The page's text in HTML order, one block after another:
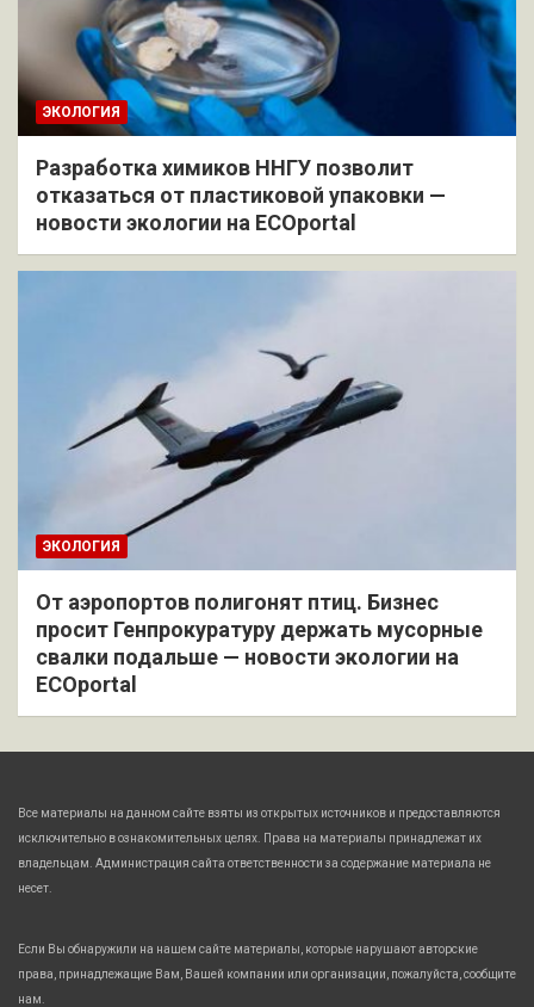
ЭКОЛОГИЯ
Разработка химиков ННГУ позволит
отказаться от пластиковой упаковки —
новости экологии на ECOportal
ЭКОЛОГИЯ
От аэропортов полигонят птиц. Бизнес
просит Генпрокуратуру держать мусорные
свалки подальше — новости экологии на
ECOportal
Все материалы на данном сайте взяты из открытых источников и предоставляются
исключительно в ознакомительных целях. Права на материалы принадлежат их
владельцам. Администрация сайта ответственности за содержание материала не
несет.
Если Вы обнаружили на нашем сайте материалы, которые нарушают авторские
права, принадлежащие Вам, Вашей компании или организации, пожалуйста, сообщите
нам.